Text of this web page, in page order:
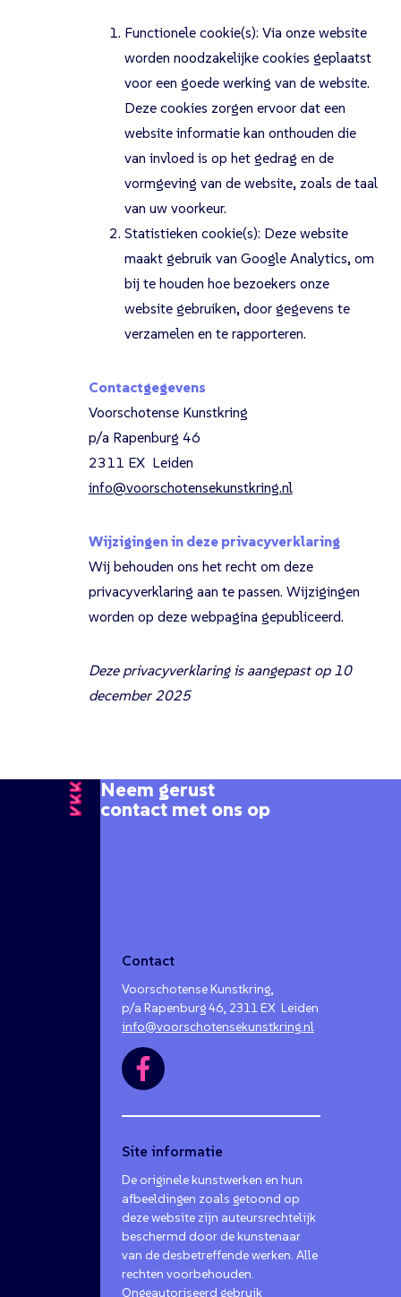
Functionele cookie(s): Via onze website
worden noodzakelijke cookies geplaatst
voor een goede werking van de website.
Deze cookies zorgen ervoor dat een
website informatie kan onthouden die
van invloed is op het gedrag en de
vormgeving van de website, zoals de taal
van uw voorkeur.
Statistieken cookie(s): Deze website
maakt gebruik van Google Analytics, om
bij te houden hoe bezoekers onze
website gebruiken, door gegevens te
verzamelen en te rapporteren.
Contactgegevens
Voorschotense Kunstkring
p/a Rapenburg 46
2311 EX Leiden
info@voorschotensekunstkring.nl
Wijzigingen in deze privacyverklaring
Wij behouden ons het recht om deze
privacyverklaring aan te passen. Wijzigingen
worden op deze webpagina gepubliceerd.
Deze privacyverklaring is aangepast op 10
december 2025
Neem gerust
contact met ons op
Contact
Voorschotense Kunstkring,
p/a Rapenburg 46, 2311 EX Leiden
info@voorschotensekunstkring.nl
Site informatie
De originele kunstwerken en hun
afbeeldingen zoals getoond op
deze website zijn auteursrechtelijk
beschermd door de kunstenaar
van de desbetreffende werken. Alle
rechten voorbehouden.
Ongeautoriseerd gebruik